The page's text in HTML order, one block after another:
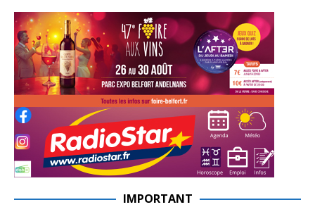
IMPORTANT